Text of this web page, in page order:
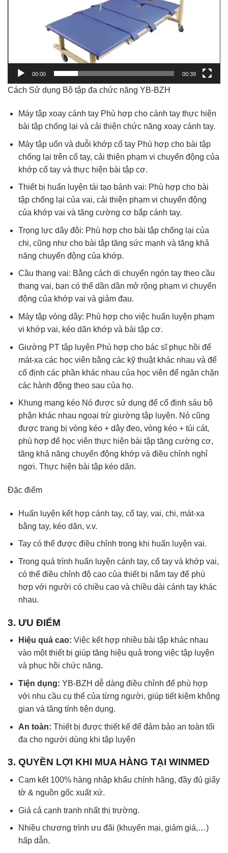
00:00 00:39
Cách Sử dụng Bộ tập đa chức năng YB-BZH
Máy tập xoay cánh tay Phù hợp cho cánh tay thực hiện
bài tập chống lại và cải thiện chức năng xoay cánh tay.
Máy tập uốn và duỗi khớp cổ tay Phù hợp cho bài tập
chống lại trên cổ tay, cải thiện phạm vi chuyển động của
khớp cổ tay và thực hiện bài tập cơ.
Thiết bị huấn luyện tái tạo bánh vai: Phù hợp cho bài
tập chống lại của vai, cải thiện phạm vi chuyển động
của khớp vai và tăng cường cơ bắp cánh tay.
Trọng lực dây đôi: Phù hợp cho bài tập chống lại của
chi, cũng như cho bài tập tăng sức mạnh và tăng khả
năng chuyển động của khớp.
Cầu thang vai: Bằng cách di chuyển ngón tay theo cầu
thang vai, bạn có thể dần dần mở rộng phạm vi chuyển
động của khớp vai và giảm đau.
Máy tập vòng dây: Phù hợp cho việc huấn luyện phạm
vi khớp vai, kéo dãn khớp và bài tập cơ.
Giường PT tập luyện Phù hợp cho bác sĩ phục hồi để
mát-xa các học viên bằng các kỹ thuật khác nhau và để
cố định các phần khác nhau của học viên để ngăn chặn
các hành động theo sau của họ.
Khung mạng kéo Nó được sử dụng để cố định sáu bộ
phận khác nhau ngoại trừ giường tập luyện. Nó cũng
được trang bị vòng kéo + dây đeo, vòng kéo + túi cát,
phù hợp để học viên thực hiện bài tập tăng cường cơ,
tăng khả năng chuyển động khớp và điều chỉnh nghỉ
ngơi. Thực hiện bài tập kéo dãn.
Đặc điểm
Huấn luyện kết hợp cánh tay, cổ tay, vai, chi, mát-xa
bằng tay, kéo dãn, v.v.
Tay có thể được điều chỉnh trong khi huấn luyện vai.
Trong quá trình huấn luyện cánh tay, cổ tay và khớp vai,
có thể điều chỉnh độ cao của thiết bị nắm tay để phù
hợp với người có chiều cao và chiều dài cánh tay khác
nhau.
3. ƯU ĐIỂM
Hiệu quả cao: Việc kết hợp nhiều bài tập khác nhau
vào một thiết bị giúp tăng hiệu quả trong việc tập luyện
và phục hồi chức năng.
Tiện dụng: YB-BZH dễ dàng điều chỉnh để phù hợp
với nhu cầu cụ thể của từng người, giúp tiết kiệm không
gian và tăng tính tiện dụng.
An toàn: Thiết bị được thiết kế để đảm bảo an toàn tối
đa cho người dùng khi tập luyện
3. QUYỀN LỢI KHI MUA HÀNG TẠI WINMED
Cam kết 100% hàng nhập khẩu chính hãng, đầy đủ giấy
tờ & nguồn gốc xuất xứ.
Giá cả cạnh tranh nhất thị trường.
Nhiều chương trình ưu đãi (khuyến mại, giảm giá,…)
hấp dẫn.